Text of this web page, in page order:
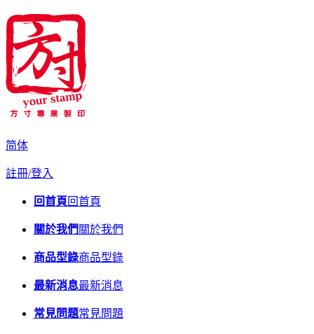
简体
註冊/登入
回首頁回首頁
關於我們 關於我們
商品型錄商品型錄
最新消息最新消息
常見問題常見問題